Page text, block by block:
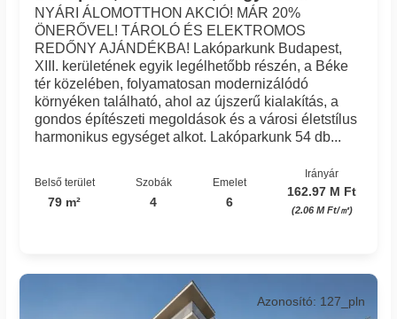
NYÁRI ÁLOMOTTHON AKCIÓ! MÁR 20%
ÖNERŐVEL! TÁROLÓ ÉS ELEKTROMOS
REDŐNY AJÁNDÉKBA! Lakóparkunk Budapest,
XIII. kerületének egyik legélhetőbb részén, a Béke
tér közelében, folyamatosan modernizálódó
környéken található, ahol az újszerű kialakítás, a
gondos építészeti megoldások és a városi életstílus
harmonikus egységet alkot. Lakóparkunk 54 db...
Belső terület
79 m²
Szobák
4
Emelet
6
Irányár
162.97 M Ft
(2.06 M Ft/㎡)
Azonosító: 127_pln